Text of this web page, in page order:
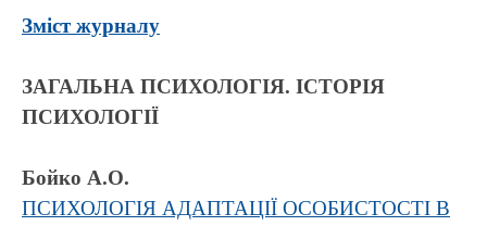
Зміст журналу
ЗАГАЛЬНА ПСИХОЛОГІЯ. ІСТОРІЯ
ПСИХОЛОГІЇ
Бойко А.О.
ПСИХОЛОГІЯ АДАПТАЦІЇ ОСОБИСТОСТІ В